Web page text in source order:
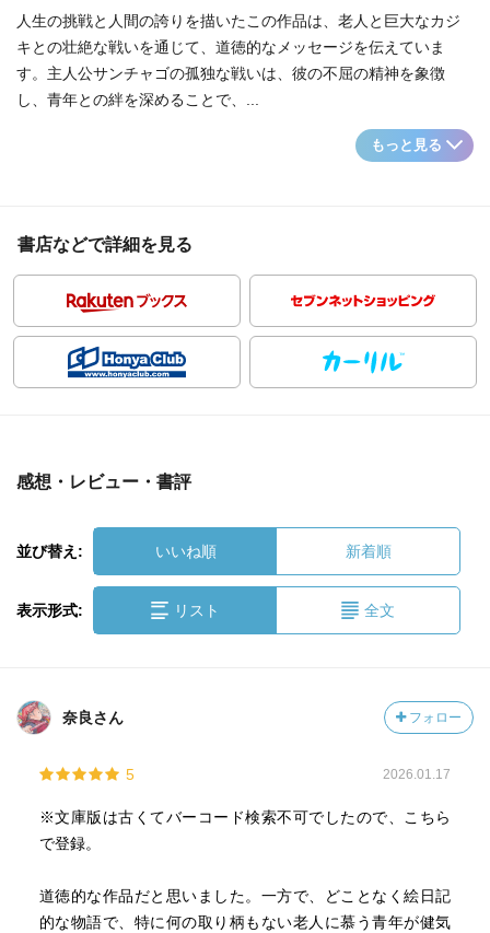
人生の挑戦と人間の誇りを描いたこの作品は、老人と巨大なカジ
キとの壮絶な戦いを通じて、道徳的なメッセージを伝えていま
す。主人公サンチャゴの孤独な戦いは、彼の不屈の精神を象徴
し、青年との絆を深めることで、...
もっと見る
書店などで詳細を見る
感想・レビュー・書評
並び替え: いいね順 新着順
表示形式: リスト 全文
奈良さん フォロー
5 2026.01.17
※文庫版は古くてバーコード検索不可でしたので、こちら
で登録。
道徳的な作品だと思いました。一方で、どことなく絵日記
的な物語で、特に何の取り柄もない老人に慕う青年が健気